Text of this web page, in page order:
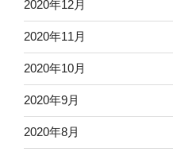
2020年12月
2020年11月
2020年10月
2020年9月
2020年8月